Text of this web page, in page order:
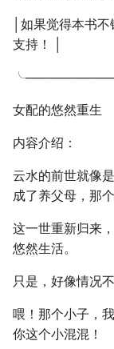
│如果觉得本书
支持！ │
女配的悠然重
内容介绍：
云水的前世就像
成了养父母，那
这一世重新归来
悠然生活。
只是，好像情况
喂！那个小子，
你这个小混混！